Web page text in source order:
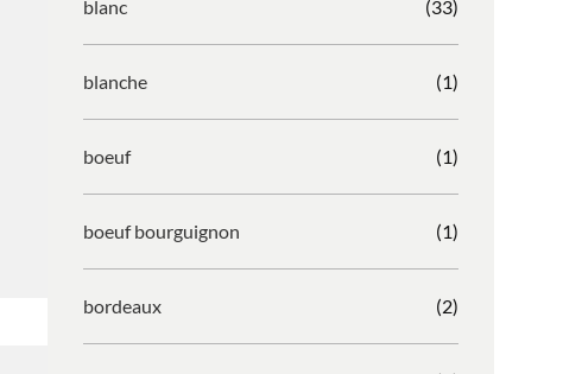
blanc (33)
blanche (1)
boeuf (1)
boeuf bourguignon (1)
bordeaux (2)